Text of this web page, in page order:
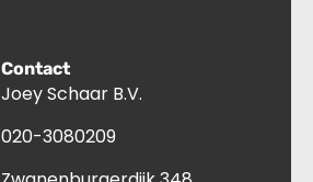
Contact
Joey Schaar B.V.
020-3080209